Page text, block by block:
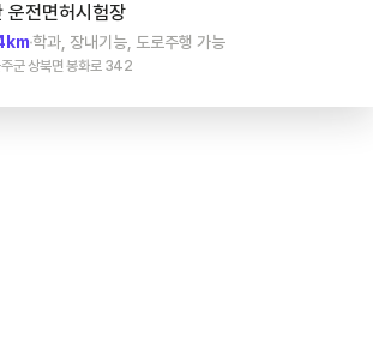
운전면허시험장
학과, 장내기능, 도로주행 가능
군 상북면 봉화로 342